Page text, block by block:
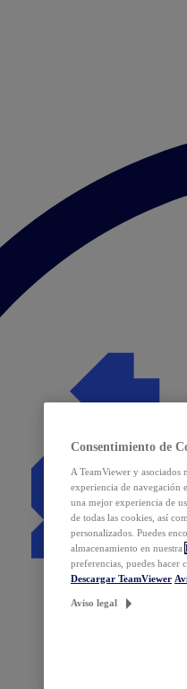
Consentimiento de
A TeamViewer y asociados
experiencia de navegación
una mejor experiencia de
de todas las cookies, así
personalizados. Puedes
almacenamiento en nuestra
preferencias, puedes hacer
Descargar TeamViewer
Aviso legal